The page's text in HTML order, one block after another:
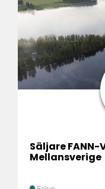
Säljare FANN-
Mellansverige